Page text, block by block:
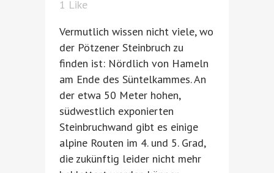
1 Like
Vermutlich wissen nicht viele, wo
der Pötzener Steinbruch zu
finden ist: Nördlich von Hameln
am Ende des Süntelkammes. An
der etwa 50 Meter hohen,
südwestlich exponierten
Steinbruchwand gibt es einige
alpine Routen im 4. und 5. Grad,
die zukünftig leider nicht mehr